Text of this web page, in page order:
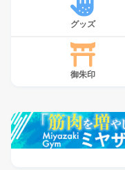
グッズ
御朱印